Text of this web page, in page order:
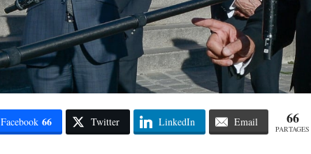
Facebook 66 Twitter LinkedIn Email 66
PARTAGES